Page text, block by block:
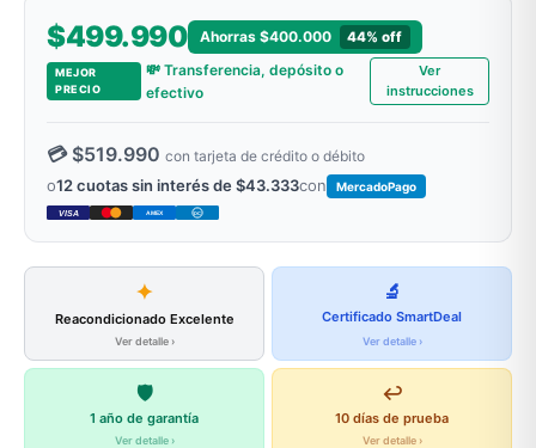
$499.990 Ahorras $400.000 44% off
MEJOR
PRECIO
💸 Transferencia, depósito o
efectivo
Ver
instrucciones
💳 $519.990 con tarjeta de crédito o débito
o12 cuotas sin interés de $43.333con MercadoPago
VISA AMEX DC
✦
Reacondicionado Excelente
Ver detalle ›
🔬
Certificado SmartDeal
Ver detalle ›
🛡️
1 año de garantía
Ver detalle ›
↩️
10 días de prueba
Ver detalle ›